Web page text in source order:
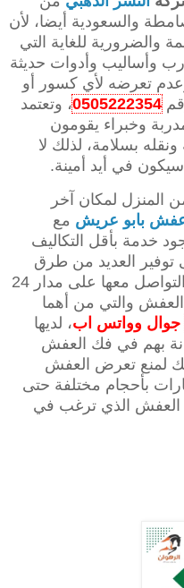
والسعودية أيضا، لأن
والضرورية للغاية التي
وأساليب وأدوات حديثة
تعرضه لأي كسور أو
0505222354، وتعتمد
وخبراء يقومون
بسلامة، لذلك لا
في أيد أمينة.
المنزل لمكان آخر
بابو عريش مع
خدمة بأقل التكاليف
توفير العديد من طرق
التواصل حتى يتمكن العميل من التواصل معها على مدار 24
والتي من أهما
جوال وواتس اب، لديها
بهم في فك العفش
لمنع تعرض العفش
بأحجام مختلفة حتى
العفش الذي ترغب في